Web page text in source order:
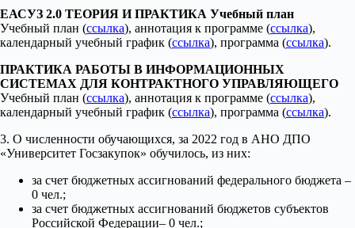
ЕАСУЗ 2.0 ТЕОРИЯ И ПРАКТИКА Учебный план
Учебный план (ссылка), аннотация к программе (ссылка),
календарный учебный график (ссылка), программа (ссылка).
ПРАКТИКА РАБОТЫ В ИНФОРМАЦИОННЫХ
СИСТЕМАХ ДЛЯ КОНТРАКТНОГО УПРАВЛЯЮЩЕГО
Учебный план (ссылка), аннотация к программе (ссылка),
календарный учебный график (ссылка), программа (ссылка).
3. О численности обучающихся, за 2022 год в АНО ДПО
«Университет Госзакупок» обучилось, из них:
за счет бюджетных ассигнований федерального бюджета –
0 чел.;
за счет бюджетных ассигнований бюджетов субъектов
Российской Федерации– 0 чел.;